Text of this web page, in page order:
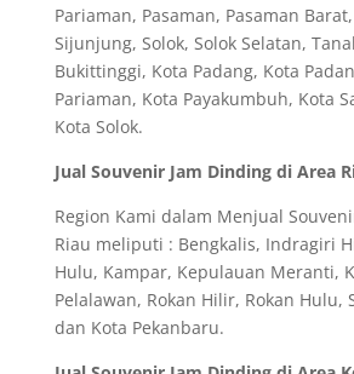
Pariaman, Pasaman, Pasaman
Sijunjung, Solok, Solok Selatan,
Bukittinggi, Kota Padang, Kota
Pariaman, Kota Payakumbuh, Kota
Kota Solok.
Jual Souvenir Jam Dinding di Area
Region Kami dalam Menjual
Riau meliputi : Bengkalis, Indragiri
Hulu, Kampar, Kepulauan Meranti,
Pelalawan, Rokan Hilir, Rokan Hulu,
dan Kota Pekanbaru.